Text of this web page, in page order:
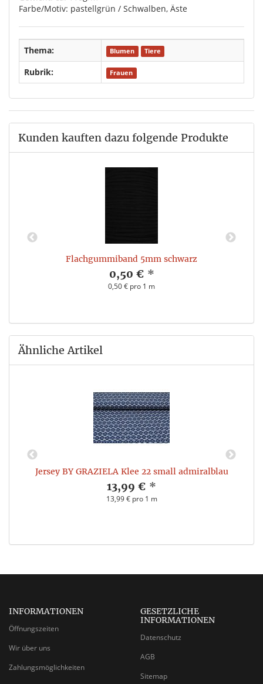
Farbe/Motiv: pastellgrün / Schwalben, Äste
Thema: Blumen Tiere
Rubrik: Frauen
Kunden kauften dazu folgende Produkte
Flachgummiband 5mm schwarz
0,50 € *
0,50 € pro 1 m
Ähnliche Artikel
Jersey BY GRAZIELA Klee 22 small admiralblau
13,99 € *
13,99 € pro 1 m
INFORMATIONEN
Öffnungszeiten
Wir über uns
Zahlungsmöglichkeiten
GESETZLICHE
INFORMATIONEN
Datenschutz
AGB
Sitemap